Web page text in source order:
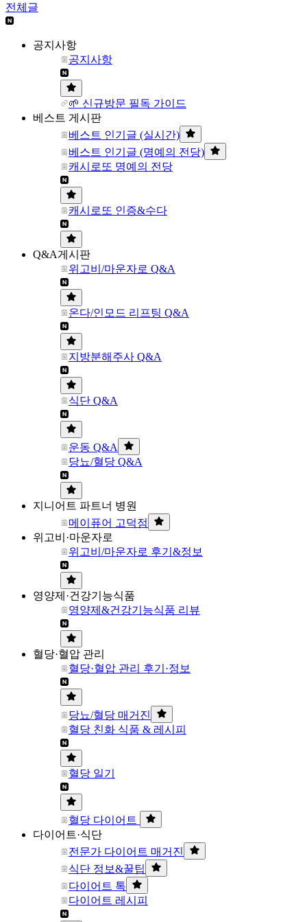
전체글
공지사항
공지사항
🌱 신규방문 필독 가이드
베스트 게시판
베스트 인기글 (실시간)
베스트 인기글 (명예의 전당)
캐시로또 명예의 전당
캐시로또 인증&수다
Q&A게시판
위고비/마운자로 Q&A
온다/인모드 리프팅 Q&A
지방분해주사 Q&A
식단 Q&A
운동 Q&A
당뇨/혈당 Q&A
지니어트 파트너 병원
메이퓨어 고덕점
위고비·마운자로
위고비/마운자로 후기&정보
영양제·건강기능식품
영양제&건강기능식품 리뷰
혈당·혈압 관리
혈당·혈압 관리 후기·정보
당뇨/혈당 매거진
혈당 친화 식품 & 레시피
혈당 일기
혈당 다이어트
다이어트·식단
전문가 다이어트 매거진
식단 정보&꿀팁
다이어트 톡
다이어트 레시피